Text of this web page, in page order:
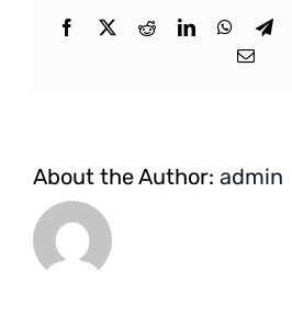
Facebook
X RedditLinkedIn
Email
About the Author: admin